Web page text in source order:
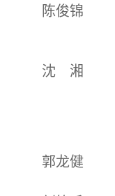
陈俊锦
沈 湘
郭龙健